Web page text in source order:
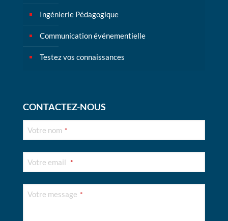
Ingénierie Pédagogique
Communication événementielle
Testez vos connaissances
CONTACTEZ-NOUS
Votre nom *
Votre email *
Votre message *